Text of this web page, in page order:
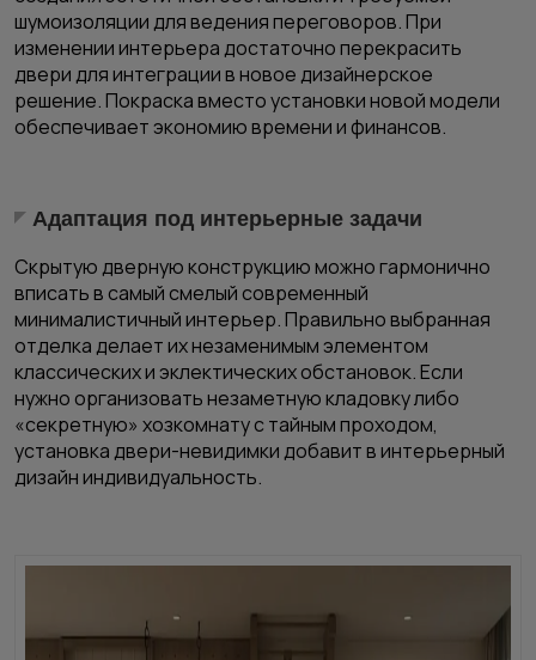
шумоизоляции для ведения переговоров. При
изменении интерьера достаточно перекрасить
двери для интеграции в новое дизайнерское
решение. Покраска вместо установки новой модели
обеспечивает экономию времени и финансов.
Адаптация под интерьерные задачи
Скрытую дверную конструкцию можно гармонично
вписать в самый смелый современный
минималистичный интерьер. Правильно выбранная
отделка делает их незаменимым элементом
классических и эклектических обстановок. Если
нужно организовать незаметную кладовку либо
«секретную» хозкомнату с тайным проходом,
установка двери-невидимки добавит в интерьерный
дизайн индивидуальность.